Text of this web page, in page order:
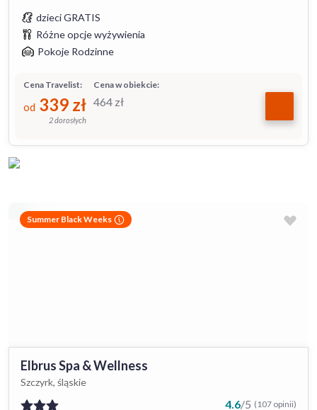
dzieci GRATIS
Różne opcje wyżywienia
Pokoje Rodzinne
Cena w obiekcie:
464 zł
Cena Travelist:
od 339 zł
2 dorosłych
Summer Black Weeks
Elbrus Spa & Wellness
Szczyrk, śląskie
4.6/5 (107 opinii)